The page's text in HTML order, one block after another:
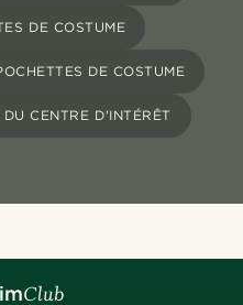
DE COSTUME
DE COSTUME
CENTRE D'INTÉRÊT